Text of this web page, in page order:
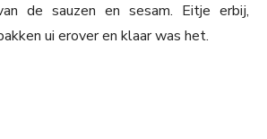
de sauzen en sesam. Eitje erbij,
ui erover en klaar was het.